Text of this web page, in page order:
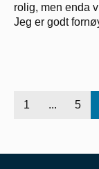
rolig, men enda
Jeg er godt
1 ... 5